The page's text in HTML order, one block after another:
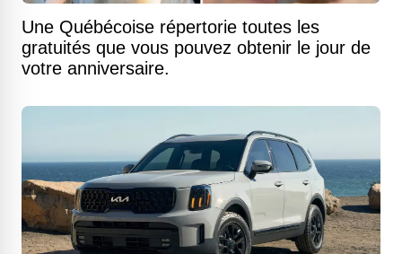
Une Québécoise répertorie toutes les
gratuités que vous pouvez obtenir le jour de
votre anniversaire.